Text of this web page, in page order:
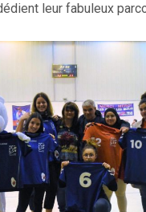
leur fabuleux